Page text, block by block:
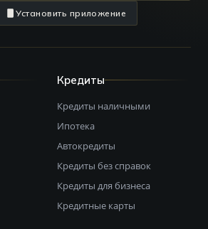
Установить приложение
Кредиты
Кредиты наличными
Ипотека
Автокредиты
Кредиты без справок
Кредиты для бизнеса
Кредитные карты